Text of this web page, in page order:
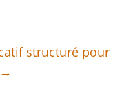
structuré pour
→